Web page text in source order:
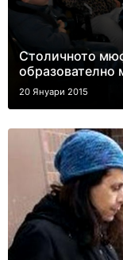
Столичното
образователно
20 Януари 2015